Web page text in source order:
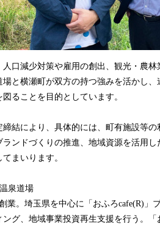
人口減少対策や雇用の創出、観光・農
場と横瀬町が双方の持つ強みを活かし
図ることを目的としています。
締結により、具体的には、町有施設等
ランドづくりの推進、地域資源を活用
まいります。
泉道場
業。埼玉県を中心に「おふろcafe(R)
ング、地域事業投資再生支援を行う。